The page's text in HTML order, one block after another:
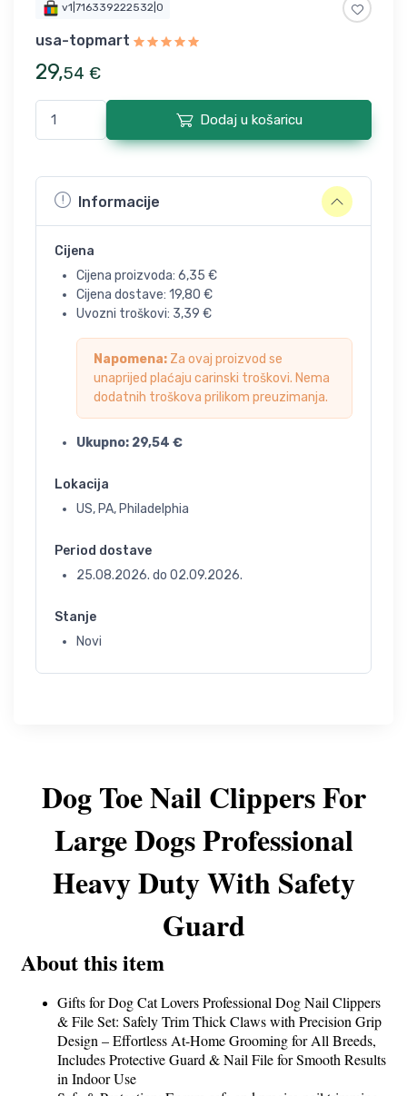
v1|716339222532|0
usa-topmart
29,54 €
Dodaj u košaricu
Informacije
Cijena
Cijena proizvoda: 6,35 €
Cijena dostave: 19,80 €
Uvozni troškovi: 3,39 €
Napomena: Za ovaj proizvod se
unaprijed plaćaju carinski troškovi. Nema
dodatnih troškova prilikom preuzimanja.
Ukupno: 29,54 €
Lokacija
US, PA, Philadelphia
Period dostave
25.08.2026. do 02.09.2026.
Stanje
Novi